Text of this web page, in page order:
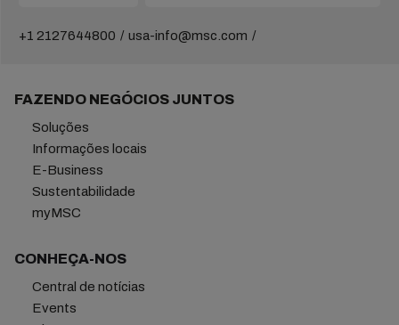
+1 2127644800 usa-info@msc.com
FAZENDO NEGÓCIOS JUNTOS
Soluções
Informações locais
E-Business
Sustentabilidade
myMSC
CONHEÇA-NOS
Central de notícias
Events